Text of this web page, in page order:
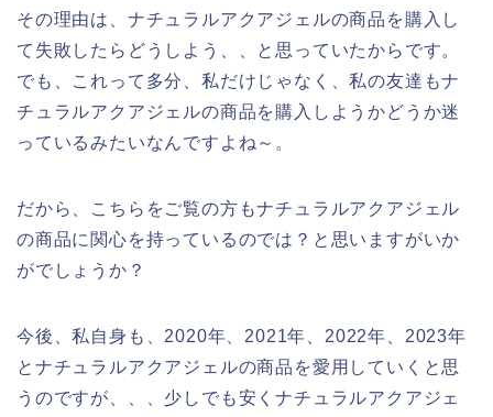
その理由は、ナチュラルアクアジェルの商品を購入し
て失敗したらどうしよう、、と思っていたからです。
でも、これって多分、私だけじゃなく、私の友達もナ
チュラルアクアジェルの商品を購入しようかどうか迷
っているみたいなんですよね～。
だから、こちらをご覧の方もナチュラルアクアジェル
の商品に関心を持っているのでは？と思いますがいか
がでしょうか？
今後、私自身も、2020年、2021年、2022年、2023年
とナチュラルアクアジェルの商品を愛用していくと思
うのですが、、、少しでも安くナチュラルアクアジェ